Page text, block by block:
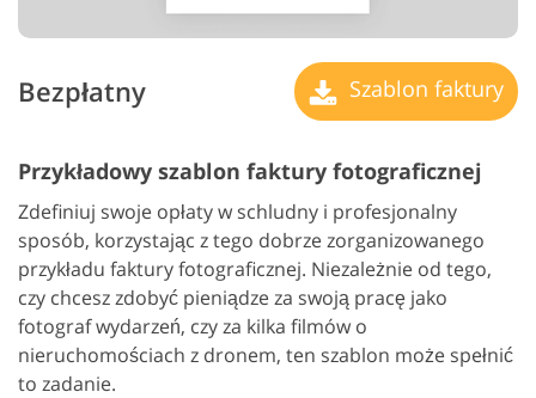
Bezpłatny Szablon faktury
Przykładowy szablon faktury fotograficznej
Zdefiniuj swoje opłaty w schludny i profesjonalny
sposób, korzystając z tego dobrze zorganizowanego
przykładu faktury fotograficznej. Niezależnie od tego,
czy chcesz zdobyć pieniądze za swoją pracę jako
fotograf wydarzeń, czy za kilka filmów o
nieruchomościach z dronem, ten szablon może spełnić
to zadanie.